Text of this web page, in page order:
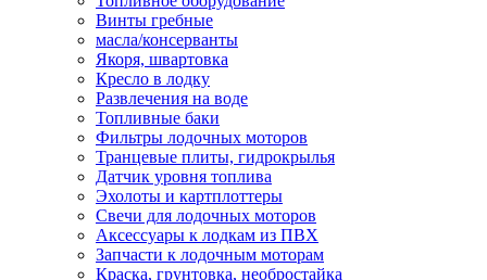
Винты гребные
масла/консерванты
Якоря, швартовка
Кресло в лодку
Развлечения на воде
Топливные баки
Фильтры лодочных моторов
Транцевые плиты, гидрокрылья
Датчик уровня топлива
Эхолоты и картплоттеры
Cвечи для лодочных моторов
Аксессуары к лодкам из ПВХ
Запчасти к лодочным моторам
Краска, грунтовка, необростайка